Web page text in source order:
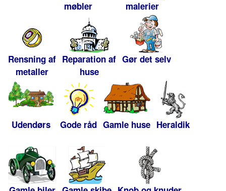
møbler
malerier
Rensning af
metaller
Reparation af
huse
Gør det selv
Udendørs Gode råd Gamle huse Heraldik